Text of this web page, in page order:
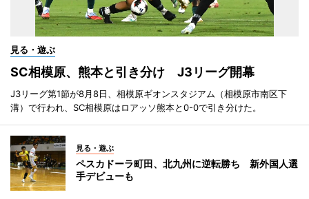
見る・遊ぶ
SC相模原、熊本と引き分け J3リーグ開幕
J3リーグ第1節が8月8日、相模原ギオンスタジアム（相模原市南区下
溝）で行われ、SC相模原はロアッソ熊本と0-0で引き分けた。
見る・遊ぶ
ペスカドーラ町田、北九州に逆転勝ち 新外国人選
手デビューも